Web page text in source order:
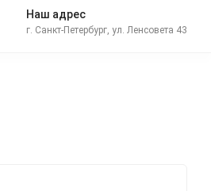
Наш адрес
г. Санкт-Петербург, ул. Ленсовета 43